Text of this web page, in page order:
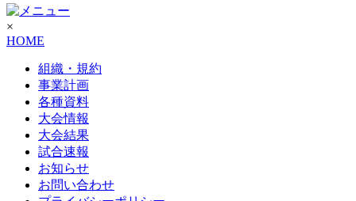
×
HOME
組織・規約
事業計画
各種資料
大会情報
大会結果
試合速報
お知らせ
お問い合わせ